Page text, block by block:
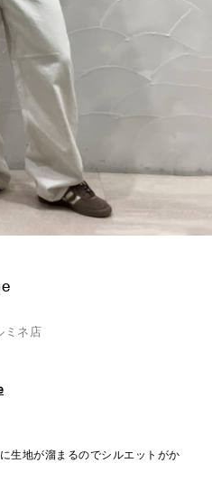
ミネ店
生地が溜まるのでシルエットがか